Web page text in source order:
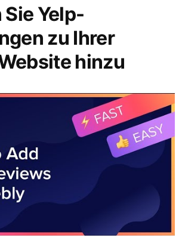
Yelp-
zu Ihrer
hinzu